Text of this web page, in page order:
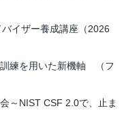
イザー養成講座（2026
訓練を用いた新機軸 （フ
～NIST CSF 2.0で、止ま